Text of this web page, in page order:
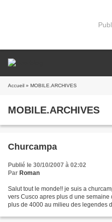
Accueil » MOBILE.ARCHIVES
MOBILE.ARCHIVES
Churcampa
Publié le 30/10/2007 à 02:02
Par Roman
Salut tout le monde!! je suis a
vers Cusco apres plus d une
plus de 4000 au milieu des legendes